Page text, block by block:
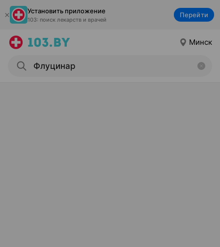
Установить приложение
103: поиск лекарств и врачей
Перейти
Минск